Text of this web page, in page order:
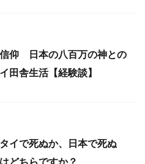
仰 日本の八百万の神との
舎生活【経験談】
イで死ぬか、日本で死ぬ